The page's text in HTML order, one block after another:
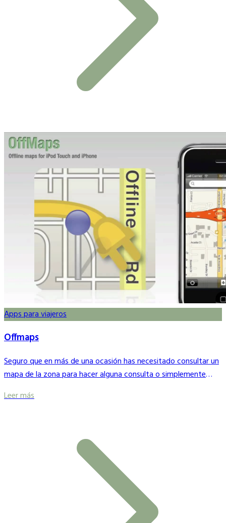
Apps para viajeros
Offmaps
Seguro que en más de una ocasión has necesitado consultar un
mapa de la zona para hacer alguna consulta o simplemente
Leer más